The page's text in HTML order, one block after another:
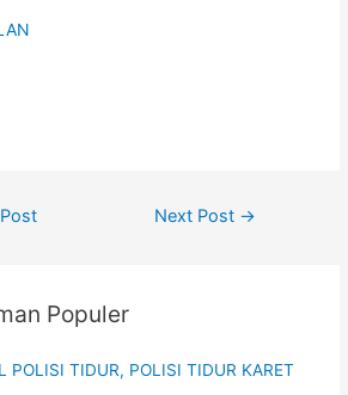
Next Post →
Populer
POLISI TIDUR, POLISI TIDUR KARET